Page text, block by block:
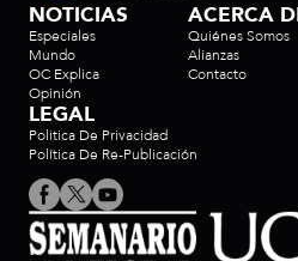
NOTICIAS
Especiales
Mundo
OC Explica
Opinión
ACERCA
Quiénes Somos
Alianzas
Contacto
LEGAL
Politica De Privacidad
Política De Re-Publicación